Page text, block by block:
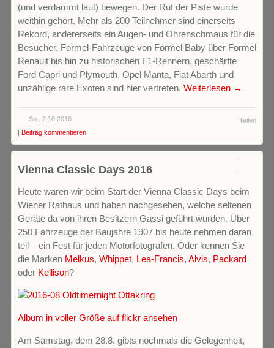
(und verdammt laut) bewegen. Der Ruf der Piste wurde
weithin gehört. Mehr als 200 Teilnehmer sind einerseits
Rekord, andererseits ein Augen- und Ohrenschmaus für die
Besucher. Formel-Fahrzeuge von Formel Baby über Formel
Renault bis hin zu historischen F1-Rennern, geschärfte
Ford Capri und Plymouth, Opel Manta, Fiat Abarth und
unzählige rare Exoten sind hier vertreten. Weiterlesen →
Teilen
So.. 2.10.2016
| Beitrag kommentieren
Vienna Classic Days 2016
Heute waren wir beim Start der Vienna Classic Days beim
Wiener Rathaus und haben nachgesehen, welche seltenen
Geräte da von ihren Besitzern Gassi geführt wurden. Über
250 Fahrzeuge der Baujahre 1907 bis heute nehmen daran
teil – ein Fest für jeden Motorfotografen. Oder kennen Sie
die Marken Melkus, Whippet, Lea-Francis, Alvis, Packard
oder Kellison?
Album in voller Größe auf flickr ansehen
Am Samstag, dem 28.8. gibts nochmals die Gelegenheit,